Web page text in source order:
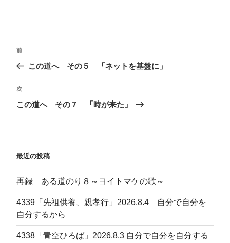
投
ビ
ゲ
ン
前
の
稿
前
この道へ その５ 「ネットを基盤に」
次
の
次
この道へ その７ 「時が来た」
最近の投稿
再録 ある道のり８～ヨイトマケの歌～
4339「先祖供養、親孝行」2026.8.4 自分で自分を
自分するから
4338「青空ひろば」2026.8.3 自分で自分を自分する